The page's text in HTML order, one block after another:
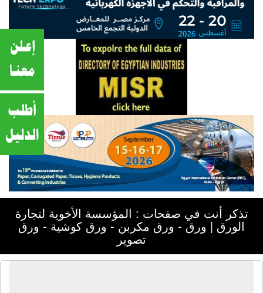
تذكر أنت في صفحات : المؤسسة الأخوية لتجارة
الورق | ورق - ورق مكربن - ورق كوشية - ورق
تصوير